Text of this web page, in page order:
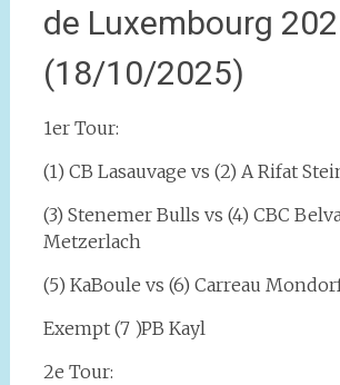
de Luxembourg
(18/10/2025)
1er Tour:
(1) CB Lasauvage vs (2) A Rifat
(3) Stenemer Bulls vs (4) CBC
Metzerlach
(5) KaBoule vs (6) Carreau
Exempt (7 )PB Kayl
2e Tour: